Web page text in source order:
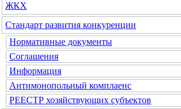
ЖКХ
Стандарт развития конкуренции
Нормативные документы
Соглашения
Информация
Антимонопольный комплаенс
РЕЕСТР хозяйствующих субъектов